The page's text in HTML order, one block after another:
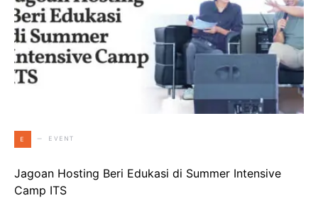
E EVENT
Jagoan Hosting Beri Edukasi di Summer Intensive
Camp ITS